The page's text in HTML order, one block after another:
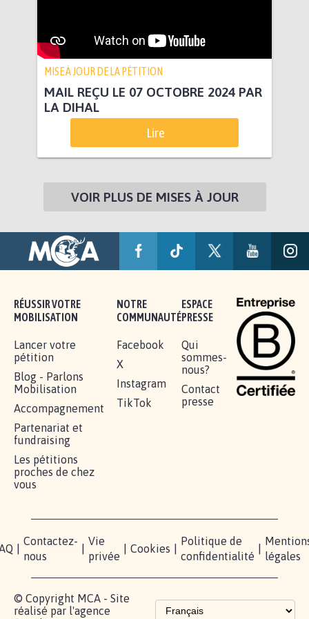
MISE À JOUR DE LA PÉTITION
MAIL REÇU LE 07 OCTOBRE 2024 PAR
LA DIHAL
Lire
VOIR PLUS DE MISES À JOUR
RÉUSSIR VOTRE
MOBILISATION
Lancer votre
pétition
Blog - Parlons
Mobilisation
Accompagnement
Partenariat et
fundraising
Les pétitions
proches de chez
vous
NOTRE
COMMUNAUTÉ
Facebook
X
Instagram
TikTok
ESPACE
PRESSE
Qui
sommes-
nous?
Contact
presse
Contactez-
nous
Vie
privée
Cookies
Politique de
confidentialité
légales
© Copyright MCA - Site
réalisé par l'agence